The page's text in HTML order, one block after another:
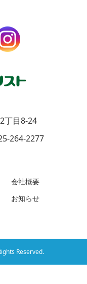
丁目8-24
264-2277
会社概要
お知らせ
Reserved.